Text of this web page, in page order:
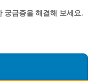
궁금증을 해결해 보세요.